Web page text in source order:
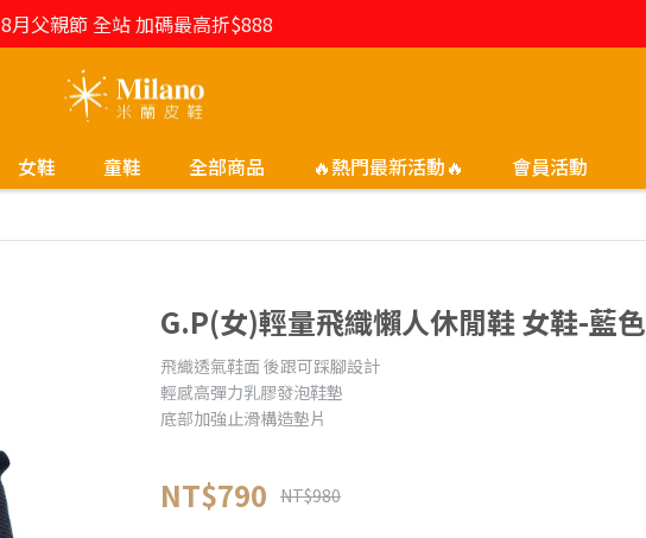
8月父親節 全站 加碼最高折$888
女鞋 童鞋 全部商品 🔥熱門最新活動🔥 會員活動
G.P(女)輕量飛織懶人休閒鞋 女鞋-藍色
飛織透氣鞋面 後跟可踩腳設計
輕感高彈力乳膠發泡鞋墊
底部加強止滑構造墊片
NT$790 NT$980